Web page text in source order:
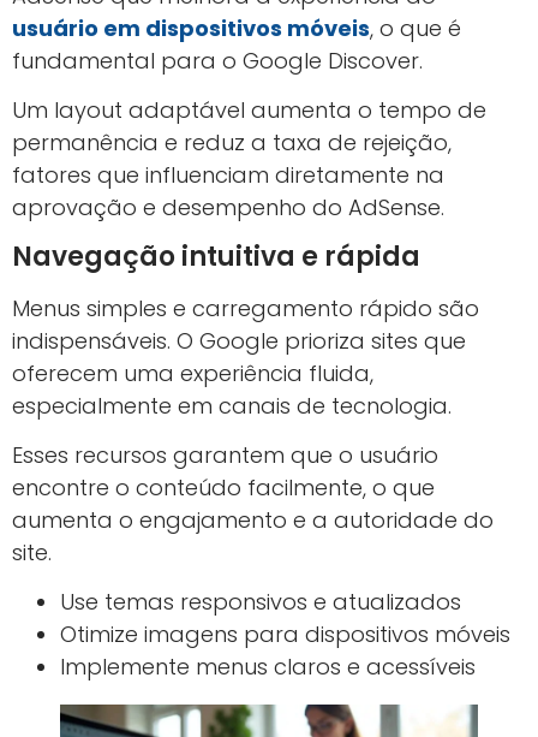
usuário em dispositivos móveis, o que é
fundamental para o Google Discover.
Um layout adaptável aumenta o tempo de
permanência e reduz a taxa de rejeição,
fatores que influenciam diretamente na
aprovação e desempenho do AdSense.
Navegação intuitiva e rápida
Menus simples e carregamento rápido são
indispensáveis. O Google prioriza sites que
oferecem uma experiência fluida,
especialmente em canais de tecnologia.
Esses recursos garantem que o usuário
encontre o conteúdo facilmente, o que
aumenta o engajamento e a autoridade do
site.
Use temas responsivos e atualizados
Otimize imagens para dispositivos móveis
Implemente menus claros e acessíveis